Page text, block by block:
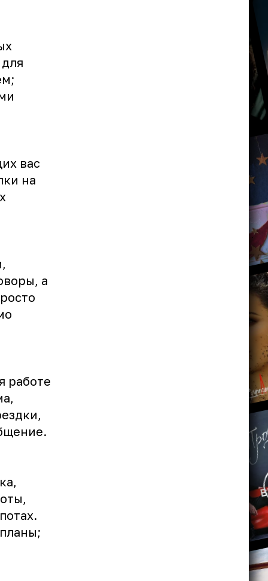
вас
на
а
работе